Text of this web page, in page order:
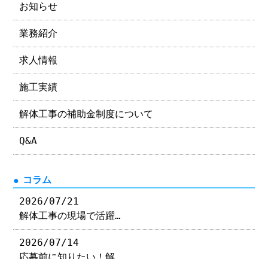
お知らせ
業務紹介
求人情報
施工実績
解体工事の補助金制度について
Q&A
コラム
2026/07/21
解体工事の現場で活躍…
2026/07/14